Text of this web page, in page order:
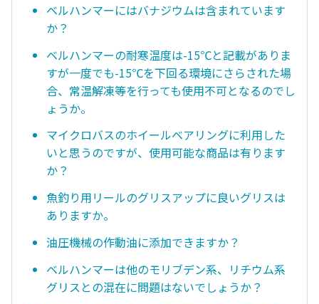
ベルハンマーにはバナジウムは含まれています
か？
ベルハンマーの耐寒温度は-15℃と記載がありま
すが一度でも-15℃を下回る環境にさらされた場
合、常温解凍等を行っても使用不可となるのでし
ょうか。
マイクロバスのホイールベアリングに利用した
いと思うのですが、使用可能な商品は有ります
か？
魚釣り用リールのグリスアップに良いグリスは
ありますか。
油圧機械の作動油に添加できますか？
ベルハンマーは他のモリブデン系、リチウム系
グリスとの混在に問題はないでしょうか？